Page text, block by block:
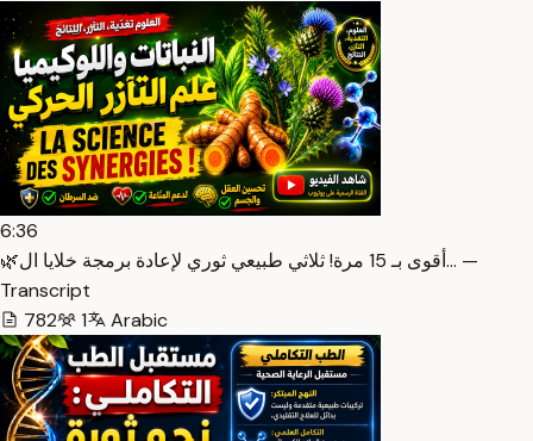
6:36
🌿أقوى بـ 15 مرة! ثلاثي طبيعي ثوري لإعادة برمجة خلايا ال… —
Transcript
782
1 Arabic